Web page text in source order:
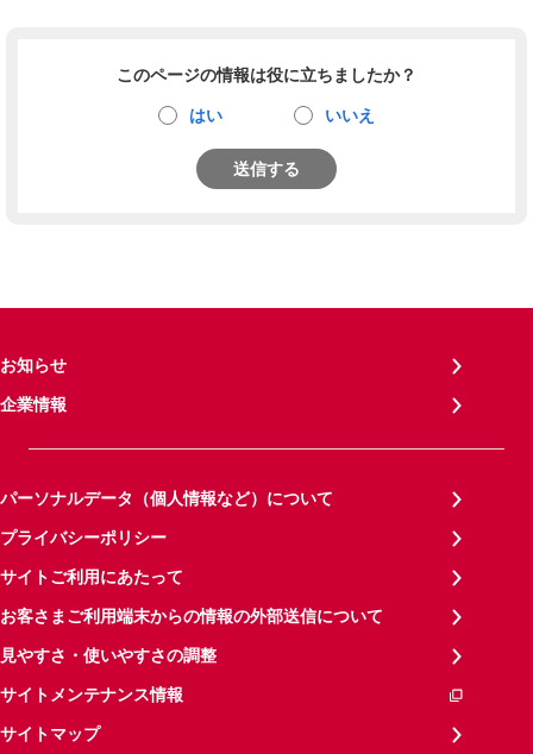
このページの情報は役に立ちましたか？
はい いいえ
送信する
お知らせ
企業情報
パーソナルデータ（個人情報など）について
プライバシーポリシー
サイトご利用にあたって
お客さまご利用端末からの情報の外部送信について
見やすさ・使いやすさの調整
サイトメンテナンス情報
サイトマップ